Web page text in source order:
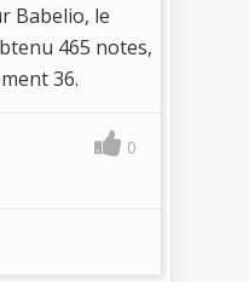
Babelio, le
465 notes,
36.
0